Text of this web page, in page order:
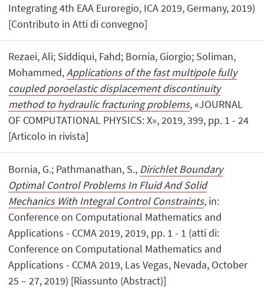
Integrating 4th EAA Euroregio, ICA 2019, Germany, 2019)
[Contributo in Atti di convegno]
Rezaei, Ali; Siddiqui, Fahd; Bornia, Giorgio; Soliman,
Mohammed,Applications of the fast multipole fully
coupled poroelastic displacement discontinuity
method to hydraulic fracturing problems, «JOURNAL
OF COMPUTATIONAL PHYSICS: X», 2019, 399, pp. 1 - 24
[Articolo in rivista]
Bornia, G.; Pathmanathan, S., Dirichlet Boundary
Optimal Control Problems In Fluid And Solid
Mechanics With Integral Control Constraints, in:
Conference on Computational Mathematics and
Applications - CCMA 2019, 2019, pp. 1 - 1 (atti di:
Conference on Computational Mathematics and
Applications - CCMA 2019, Las Vegas, Nevada, October
25 – 27, 2019) [Riassunto (Abstract)]